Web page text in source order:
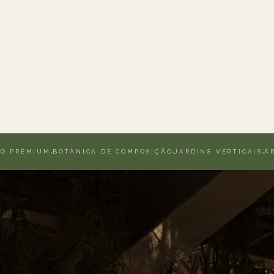
·JARDINS VERTICAIS·ÁRVORES DE INTERIOR ·TRONCOS